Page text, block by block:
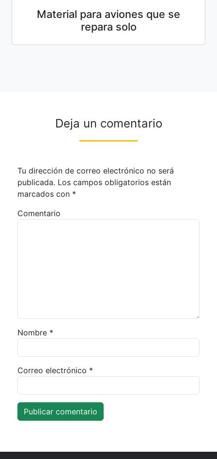
Material para aviones que se
repara solo
Deja un comentario
Tu dirección de correo electrónico no será
publicada. Los campos obligatorios están
marcados con *
Comentario
Nombre *
Correo electrónico *